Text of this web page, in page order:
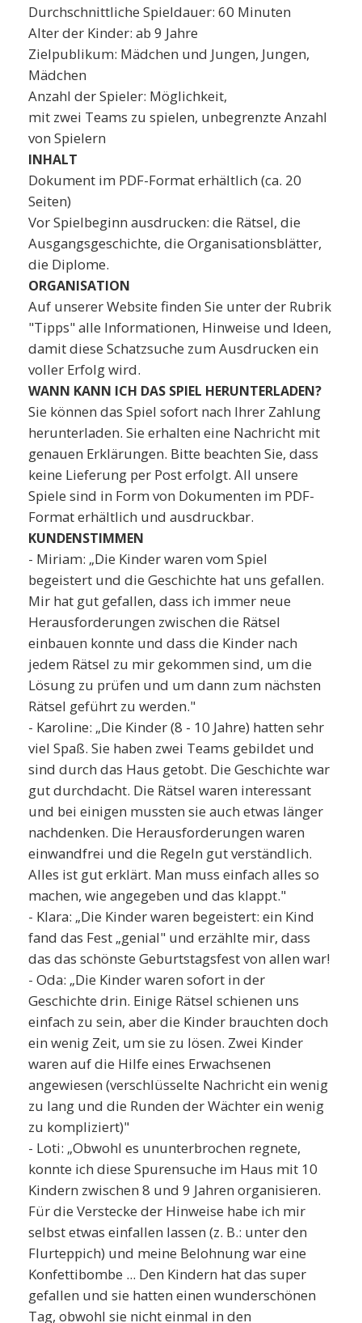
Durchschnittliche Spieldauer: 60 Minuten
Alter der Kinder: ab 9 Jahre
Zielpublikum: Mädchen und Jungen, Jungen,
Mädchen
Anzahl der Spieler: Möglichkeit,
mit zwei Teams zu spielen, unbegrenzte Anzahl
von Spielern
INHALT
Dokument im PDF-Format erhältlich (ca. 20
Seiten)
Vor Spielbeginn ausdrucken: die Rätsel, die
Ausgangsgeschichte, die Organisationsblätter,
die Diplome.
ORGANISATION
Auf unserer Website finden Sie unter der Rubrik
"Tipps" alle Informationen, Hinweise und Ideen,
damit diese Schatzsuche zum Ausdrucken ein
voller Erfolg wird.
WANN KANN ICH DAS SPIEL HERUNTERLADEN?
Sie können das Spiel sofort nach Ihrer Zahlung
herunterladen. Sie erhalten eine Nachricht mit
genauen Erklärungen. Bitte beachten Sie, dass
keine Lieferung per Post erfolgt. All unsere
Spiele sind in Form von Dokumenten im PDF-
Format erhältlich und ausdruckbar.
KUNDENSTIMMEN
- Miriam: „Die Kinder waren vom Spiel
begeistert und die Geschichte hat uns gefallen.
Mir hat gut gefallen, dass ich immer neue
Herausforderungen zwischen die Rätsel
einbauen konnte und dass die Kinder nach
jedem Rätsel zu mir gekommen sind, um die
Lösung zu prüfen und um dann zum nächsten
Rätsel geführt zu werden."
- Karoline: „Die Kinder (8 - 10 Jahre) hatten sehr
viel Spaß. Sie haben zwei Teams gebildet und
sind durch das Haus getobt. Die Geschichte war
gut durchdacht. Die Rätsel waren interessant
und bei einigen mussten sie auch etwas länger
nachdenken. Die Herausforderungen waren
einwandfrei und die Regeln gut verständlich.
Alles ist gut erklärt. Man muss einfach alles so
machen, wie angegeben und das klappt."
- Klara: „Die Kinder waren begeistert: ein Kind
fand das Fest „genial" und erzählte mir, dass
das das schönste Geburtstagsfest von allen war!
- Oda: „Die Kinder waren sofort in der
Geschichte drin. Einige Rätsel schienen uns
einfach zu sein, aber die Kinder brauchten doch
ein wenig Zeit, um sie zu lösen. Zwei Kinder
waren auf die Hilfe eines Erwachsenen
angewiesen (verschlüsselte Nachricht ein wenig
zu lang und die Runden der Wächter ein wenig
zu kompliziert)"
- Loti: „Obwohl es ununterbrochen regnete,
konnte ich diese Spurensuche im Haus mit 10
Kindern zwischen 8 und 9 Jahren organisieren.
Für die Verstecke der Hinweise habe ich mir
selbst etwas einfallen lassen (z. B.: unter den
Flurteppich) und meine Belohnung war eine
Konfettibombe ... Den Kindern hat das super
gefallen und sie hatten einen wunderschönen
Tag, obwohl sie nicht einmal in den